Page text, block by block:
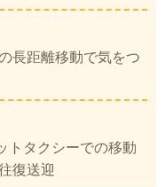
長距離移動で気をつ
トタクシーでの移動
復送迎